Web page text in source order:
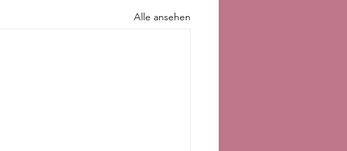
Alle ansehen